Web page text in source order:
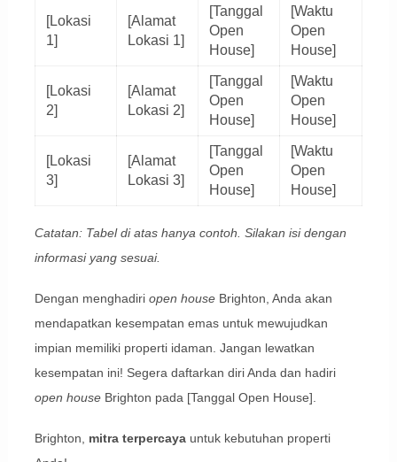
[Lokasi
1]
[Alamat
Lokasi 1]
[Tanggal
Open
House]
[Waktu
Open
House]
[Lokasi
2]
[Alamat
Lokasi 2]
[Tanggal
Open
House]
[Waktu
Open
House]
[Lokasi
3]
[Alamat
Lokasi 3]
[Tanggal
Open
House]
[Waktu
Open
House]
Catatan: Tabel di atas hanya contoh. Silakan isi dengan
informasi yang sesuai.
Dengan menghadiri open houseBrighton, Anda akan
mendapatkan kesempatan emas untuk mewujudkan
impian memiliki properti idaman. Jangan lewatkan
kesempatan ini! Segera daftarkan diri Anda dan hadiri
open houseBrighton pada [Tanggal Open House].
Brighton, mitra terpercayauntuk kebutuhan properti